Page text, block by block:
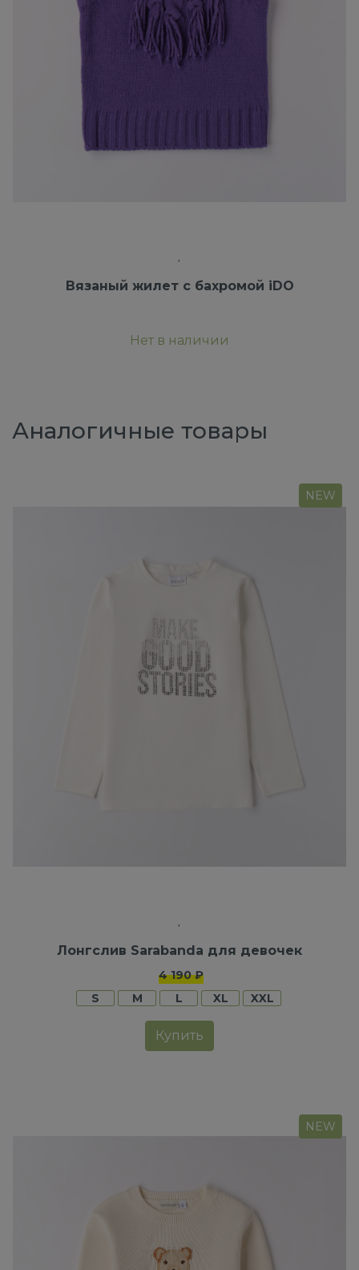
Вязаный жилет с бахромой iDO
Нет в наличии
Аналогичные товары
NEW
Лонгслив Sarabanda для девочек
4 190 ₽
S
M L XL XXL
Купить
NEW